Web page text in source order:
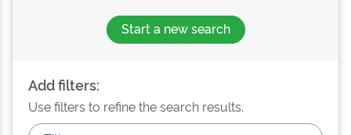
Start a new search
Add filters:
Use filters to refine the search results.